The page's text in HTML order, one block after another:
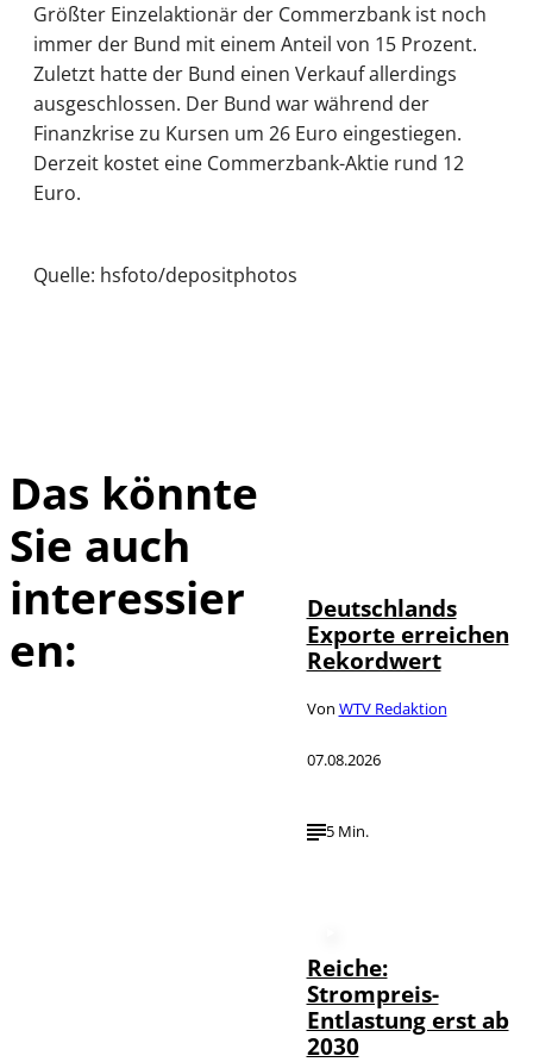
Größter Einzelaktionär der Commerzbank ist noch
immer der Bund mit einem Anteil von 15 Prozent.
Zuletzt hatte der Bund einen Verkauf allerdings
ausgeschlossen. Der Bund war während der
Finanzkrise zu Kursen um 26 Euro eingestiegen.
Derzeit kostet eine Commerzbank-Aktie rund 12
Euro.
Quelle: hsfoto/depositphotos
Das könnte
Sie auch
interessier
en:
Deutschlands
Exporte erreichen
Rekordwert
Von WTV Redaktion
07.08.2026
5 Min.
Reiche:
Strompreis-
Entlastung erst ab
2030